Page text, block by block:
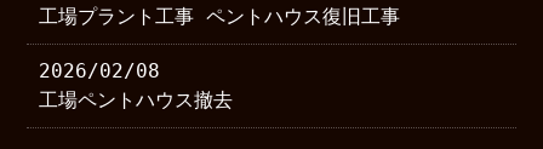
工場プラント工事 ペントハウス復旧工事
2026/02/08
工場ペントハウス撤去